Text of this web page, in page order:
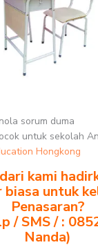
sorum duma
untuk sekolah
Hongkong
kami
biasa untuk
Penasaran?
/ SMS / :
Nanda)